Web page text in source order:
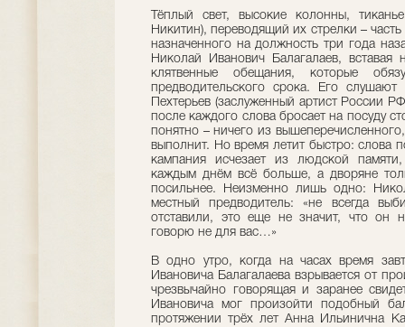
Тёплый свет, высокие колонны,
Никитин), переводящий их стрелки –
назначенного на должность три года
Николай Иванович Балагалаев,
клятвенные обещания, которые
предводительского срока. Его
Пехтерьев (заслуженный артист России
после каждого слова бросает на посуду
понятно – ничего из
выполнит. Но время летит быстро: слова
кампания исчезает из людской
каждым днём всё больше, а дворяне
посильнее. Неизменно лишь одно:
местный предводитель: «не всегда
отставили, это еще не значит, что он
говорю не для вас…»
В одно утро, когда на часах время
Ивановича Балагалаева взрывается от
чрезвычайно говорящая и заранее
Ивановича мог произойти подобный
протяжении трёх лет Анна Ильинична